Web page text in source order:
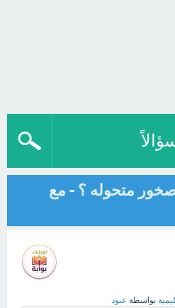
صخور متحوله ؟ - مع
بواسطة عبود